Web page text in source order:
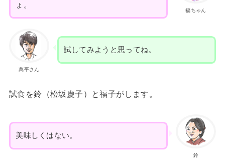
福ちゃん
ょ。
萬平さん
試してみようと思ってね。
試食を鈴（松坂慶子）と福子がします。
鈴
美味しくはない。